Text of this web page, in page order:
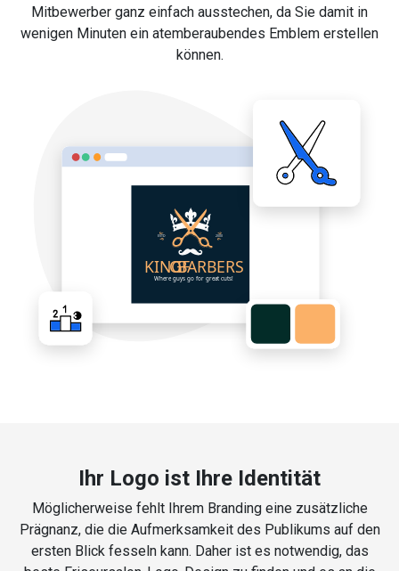
Mitbewerber ganz einfach ausstechen, da Sie damit in
wenigen Minuten ein atemberaubendes Emblem erstellen
können.
Ihr Logo ist Ihre Identität
Möglicherweise fehlt Ihrem Branding eine zusätzliche
Prägnanz, die die Aufmerksamkeit des Publikums auf den
ersten Blick fesseln kann. Daher ist es notwendig, das